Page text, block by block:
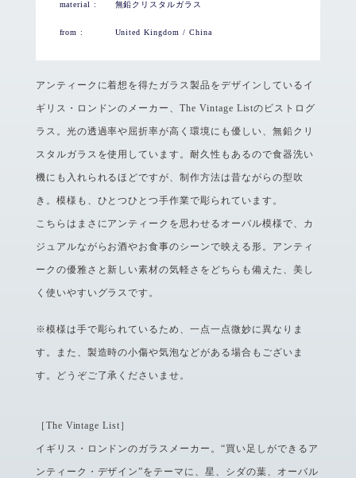
material : 無鉛クリスタルガラス
from : United Kingdom / China
アンティークに着想を得たガラス製品をデザインしているイ
ギリス・ロンドンのメーカー、The Vintage Listのビストログ
ラス。光の透過率や屈折率が高く環境にも優しい、無鉛クリ
スタルガラスを使用しています。耐久性もあるので食器洗い
機にも入れられるほどですが、制作方法は昔ながらの型吹
き。模様も、ひとつひとつ手作業で彫られています。
こちらはまさにアンティークを思わせるオーバル模様で、カ
ジュアルながらお酒やお食事のシーンで映える形。アンティ
ークの優雅さと新しい素材の気軽さをどちらも備えた、美し
く使いやすいグラスです。
※模様は手で彫られているため、一点一点微妙に異なりま
す。また、製造時の小傷や気泡などがある場合もございま
す。どうぞご了承くださいませ。
［The Vintage List］
イギリス・ロンドンのガラスメーカー。“買い足しができるア
ンティーク・デザイン”をテーマに、星、シダの葉、オーバル